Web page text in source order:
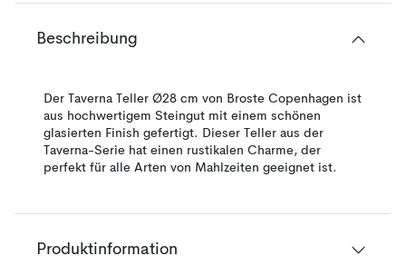
Beschreibung
Der Taverna Teller Ø28 cm von Broste Copenhagen ist
aus hochwertigem Steingut mit einem schönen
glasierten Finish gefertigt. Dieser Teller aus der
Taverna-Serie hat einen rustikalen Charme, der
perfekt für alle Arten von Mahlzeiten geeignet ist.
Produktinformation